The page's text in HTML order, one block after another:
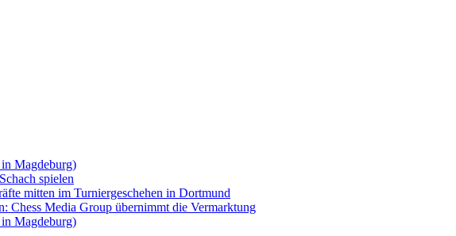
Magdeburg)
spielen
mitten im Turniergeschehen in Dortmund
Chess Media Group übernimmt die Vermarktung
Magdeburg)